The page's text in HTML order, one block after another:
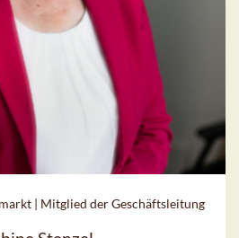
| Mitglied der Geschäftsleitung